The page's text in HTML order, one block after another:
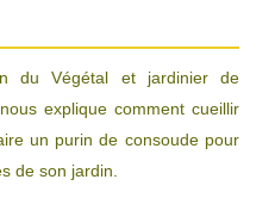
du Végétal et jardinier de
explique comment cueillir
un purin de consoude pour
de son jardin.